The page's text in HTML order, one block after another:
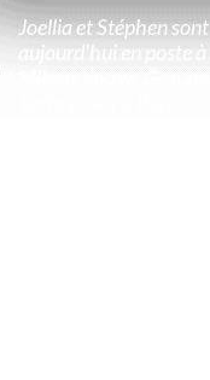
Joellia et Stéphen sont
aujourd'hui en poste à